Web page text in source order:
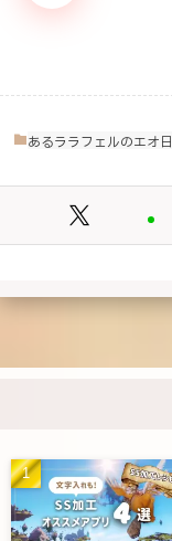
あるララフェルのエオ